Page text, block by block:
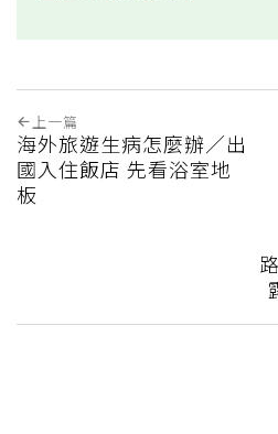
上一篇
海外旅遊生病怎麼辦／出
國入住飯店 先看浴室地
板